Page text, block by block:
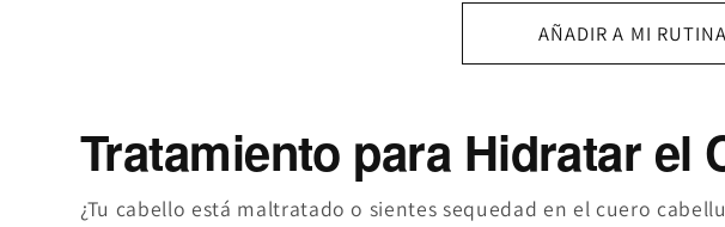
AÑADIR A MI RUTINA
Tratamiento para Hidratar el
¿Tu cabello está maltratado o sientes sequedad en el cuero